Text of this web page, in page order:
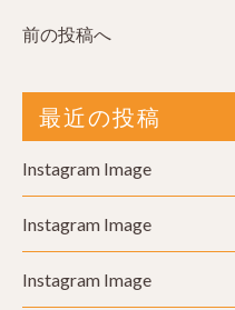
前の投稿へ
最近の投稿
Instagram Image
Instagram Image
Instagram Image